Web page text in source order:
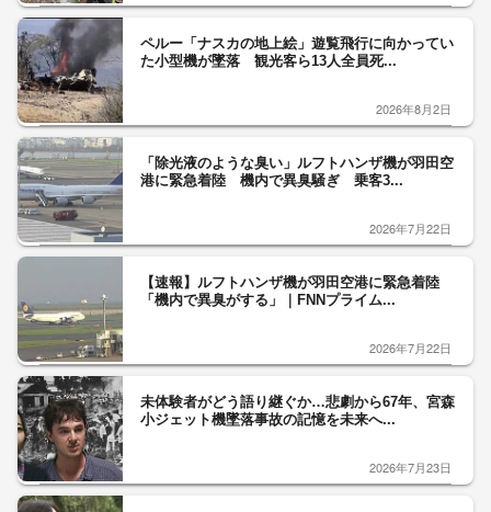
ペルー「ナスカの地上絵」遊覧飛行に向かってい
た小型機が墜落 観光客ら13人全員死...
2026年8月2日
「除光液のような臭い」ルフトハンザ機が羽田空
港に緊急着陸 機内で異臭騒ぎ 乗客3...
2026年7月22日
【速報】ルフトハンザ機が羽田空港に緊急着陸
「機内で異臭がする」｜FNNプライム...
2026年7月22日
未体験者がどう語り継ぐか…悲劇から67年、宮森
小ジェット機墜落事故の記憶を未来へ...
2026年7月23日